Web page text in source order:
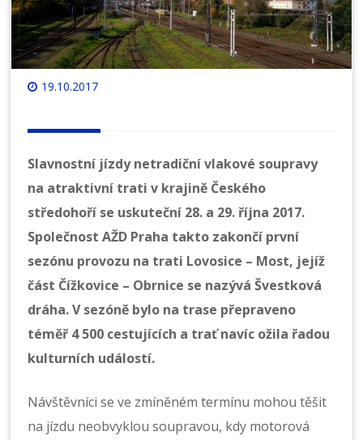
19.10.2017
Slavnostní jízdy netradiční vlakové soupravy
na atraktivní trati v krajině Českého
středohoří se uskuteční 28. a 29. října 2017.
Společnost AŽD Praha takto zakončí první
sezónu provozu na trati Lovosice – Most, jejíž
část Čížkovice – Obrnice se nazývá Švestková
dráha. V sezóně bylo na trase přepraveno
téměř 4 500 cestujících a trať navíc ožila řadou
kulturních událostí.
Návštěvníci se ve zmíněném termínu mohou těšit
na jízdu neobvyklou soupravou, kdy motorová